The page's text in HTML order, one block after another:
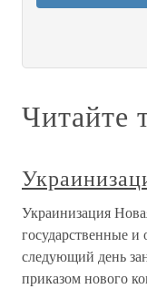
Читайте
Украинизация
государственные
следующий день
приказом нового